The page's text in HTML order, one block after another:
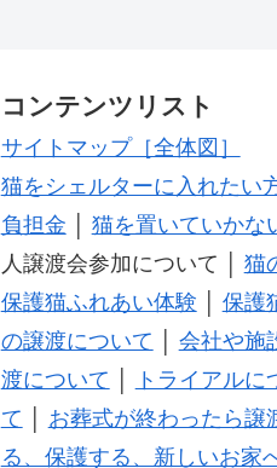
コンテンツリスト
サイトマップ［全体図］
猫をシェルターに入れたい
負担金
猫を置いていかな
人譲渡会参加について │ 猫
保護猫ふれあい体験
保護
の譲渡について
会社や施
渡について
トライアルに
て
お葬式が終わったら譲
る、保護する、新しいお家